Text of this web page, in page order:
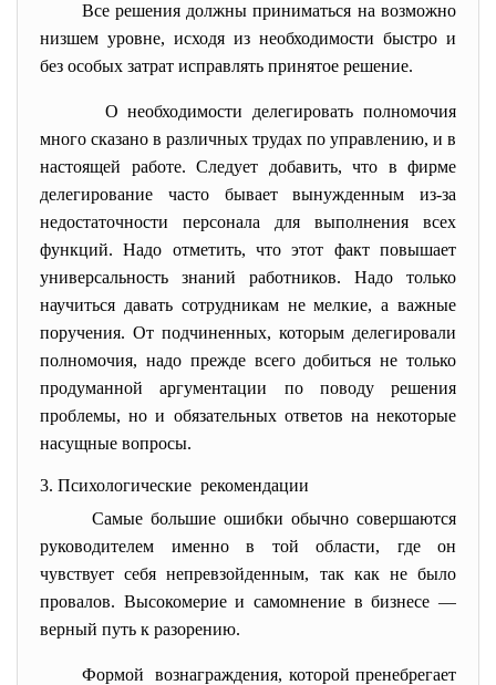
Все решения должны приниматься на возможно
низшем уровне, исходя из необходимости быстро и
без особых затрат исправлять принятое решение.
О необходимости делегировать полномочия
много сказано в различных трудах по управлению, и в
настоящей работе. Следует добавить, что в фирме
делегирование часто бывает вынужденным из-за
недостаточности персонала для выполнения всех
функций. Надо отметить, что этот факт повышает
универсальность знаний работников. Надо только
научиться давать сотрудникам не мелкие, а важные
поручения. От подчиненных, которым делегировали
полномочия, надо прежде всего добиться не только
продуманной аргументации по поводу решения
проблемы, но и обязательных ответов на некоторые
насущные вопросы.
3. Психологические рекомендации
Самые большие ошибки обычно совершаются
руководителем именно в той области, где он
чувствует себя непревзойденным, так как не было
провалов. Высокомерие и самомнение в бизнесе —
верный путь к разорению.
Формой вознаграждения, которой пренебрегает